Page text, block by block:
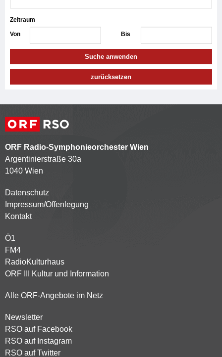
Zeitraum
Von Bis
Suche anwenden
zurücksetzen
ORF Radio-Symphonieorchester Wien
Argentinierstraße 30a
1040 Wien
Kontaktmenü
Datenschutz
Impressum/Offenlegung
Kontakt
Partnersender
Ö1
FM4
RadioKulturhaus
ORF III Kultur und Information
Alle ORF-Angebote im Netz
Footer
menu
Newsletter
RSO auf Facebook
RSO auf Instagram
RSO auf Twitter